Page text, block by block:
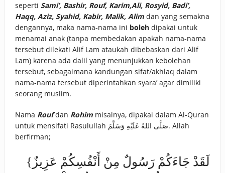
seperti Sami’, Bashir, Rouf, Karim,Ali, Rosyid, Badi’,
Haqq, Aziz, Syahid, Kabir, Malik, Alimdan yang semakna
dengannya, maka nama-nama ini boleh dipakai untuk
menamai anak (tanpa membedakan apakah nama-nama
tersebut dilekati Alif Lam ataukah dibebaskan dari Alif
Lam) karena ada dalil yang menunjukkan kebolehan
tersebut, sebagaimana kandungan sifat/akhlaq dalam
nama-nama tersebut diperintahkan syara’ agar dimiliki
seorang muslim.
Nama Roufdan Rohim misalnya, dipakai dalam Al-Quran
untuk mensifati Rasulullah صَلَّى اللهُ عَلَيْهِ وَسَلَّمَ. Allah
berfirman;
{لَقَدْ جَاءَكُمْ رَسُولٌ مِنْ أَنْفُسِكُمْ عَزِيزٌ